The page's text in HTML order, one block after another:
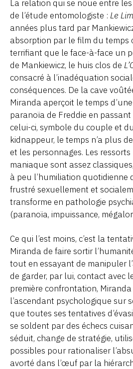
La relation qui se noue entre
de l’étude entomologiste : Le
années plus tard par
absorption par le film du temps
terrifiant que le face-à-face un
de Mankiewicz, le huis clos de
consacré à l’inadéquation
conséquences. De la cave
Miranda aperçoit le temps
paranoïa de Freddie en
celui-ci, symbole du couple et
kidnappeur, le temps n’a plus
et les personnages. Les
maniaque sont assez
à peu l’humiliation quotidienne
frustré sexuellement et
transforme en pathologie
(paranoïa, impuissance,
Ce qui l’est moins, c’est la
Miranda de faire sortir
tout en essayant de manipuler
de garder, par lui, contact avec
première confrontation,
l’ascendant psychologique sur
que toutes ses tentatives
se soldent par des échecs
séduit, change de stratégie,
possibles pour rationaliser
avorté dans l’œuf par la